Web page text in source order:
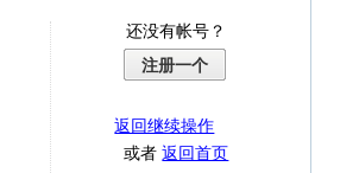
还没有帐号？
注册一个
返回继续操作
或者返回首页